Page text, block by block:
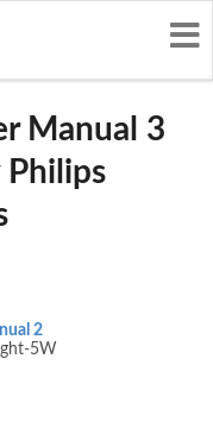
Manual 3
2
5W